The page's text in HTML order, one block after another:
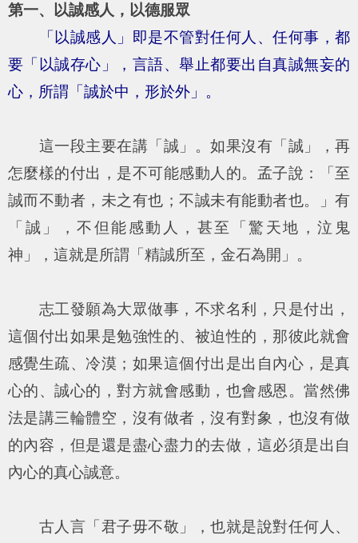
第一、以誠感人，以德服眾
「以誠感人」即是不管對任何人、任何事，都
要「以誠存心」，言語、舉止都要出自真誠無妄的
心，所謂「誠於中，形於外」。
這一段主要在講「誠」。如果沒有「誠」，再
怎麼樣的付出，是不可能感動人的。孟子說：「 至
誠而不動者，未之有也；不誠未有能動者也。
」有
「誠」，不但能感動人，甚至「驚天地，泣鬼
神」，這就是所謂「精誠所至，金石為開」。
志工發願為大眾做事，不求名利，只是付出，
這個付出如果是勉強性的、被迫性的，那彼此就會
感覺生疏、冷漠；如果這個付出是出自內心，是真
心的、誠心的，對方就會感動，也會感恩。當然佛
法是講三輪體空，沒有做者，沒有對象，也沒有做
的內容，但是還是盡心盡力的去做，這必須是出自
內心的真心誠意。
古人言「君子毋不敬」，也就是說對任何人、